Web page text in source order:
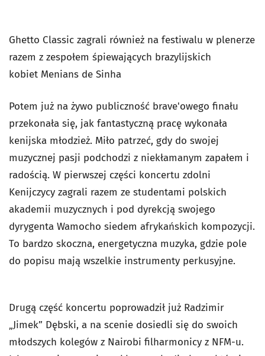
Ghetto Classic zagrali również na festiwalu w plenerze
razem z zespołem śpiewających brazylijskich
kobiet Menians de Sinha
Potem już na żywo publiczność brave'owego finału
przekonała się, jak fantastyczną pracę wykonała
kenijska młodzież. Miło patrzeć, gdy do swojej
muzycznej pasji podchodzi z niekłamanym zapałem i
radością. W pierwszej części koncertu zdolni
Kenijczycy zagrali razem ze studentami polskich
akademii muzycznych i pod dyrekcją swojego
dyrygenta Wamocho siedem afrykańskich kompozycji.
To bardzo skoczna, energetyczna muzyka, gdzie pole
do popisu mają wszelkie instrumenty perkusyjne.
Drugą część koncertu poprowadził już Radzimir
„Jimek” Dębski, a na scenie dosiedli się do swoich
młodszych kolegów z Nairobi filharmonicy z NFM-u.